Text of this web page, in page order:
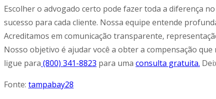
Escolher o advogado certo pode fazer toda a diferença
sucesso para cada cliente. Nossa equipe entende
Acreditamos em comunicação transparente,
Nosso objetivo é ajudar você a obter a compensação
ligue para (800) 341-8823 para uma consulta gratuita.
Fonte: tampabay28